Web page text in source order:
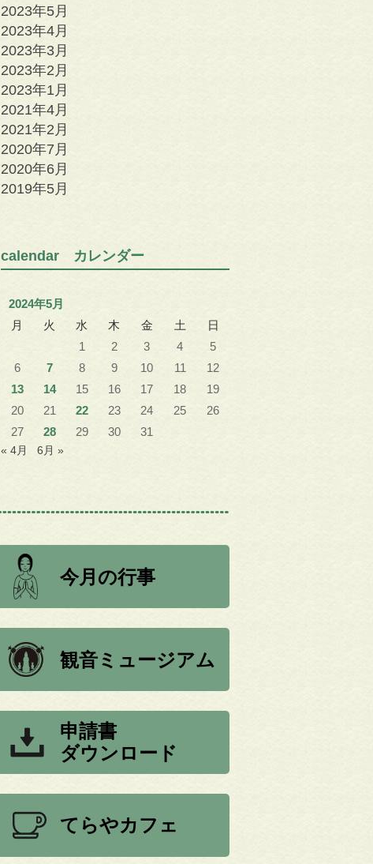
2023年5月
2023年4月
2023年3月
2023年2月
2023年1月
2021年4月
2021年2月
2020年7月
2020年6月
2019年5月
calendar カレンダー
2024年5月
月
火 水 木 金 土
日
1
2 3 4
5
6
7 8 9 10 11
12
13
14 15 16 17 18
19
20
21 22 23 24 25
26
27
28 29 30
31
« 4月
6月 »
今月の行事
観音ミュージアム
申請書
ダウンロード
てらやカフェ